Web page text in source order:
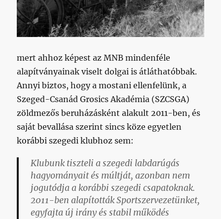
mert ahhoz képest az MNB mindenféle
alapítványainak viselt dolgai is átláthatóbbak.
Annyi biztos, hogy a mostani ellenfelünk, a
Szeged-Csanád Grosics Akadémia (SZCSGA)
zöldmezős beruházásként alakult 2011-ben, és
saját bevallása szerint sincs köze egyetlen
korábbi szegedi klubhoz sem:
Klubunk tiszteli a szegedi labdarúgás
hagyományait és múltját, azonban nem
jogutódja a korábbi szegedi csapatoknak.
2011-ben alapították Sportszervezetünket,
egyfajta új irány és stabil működés